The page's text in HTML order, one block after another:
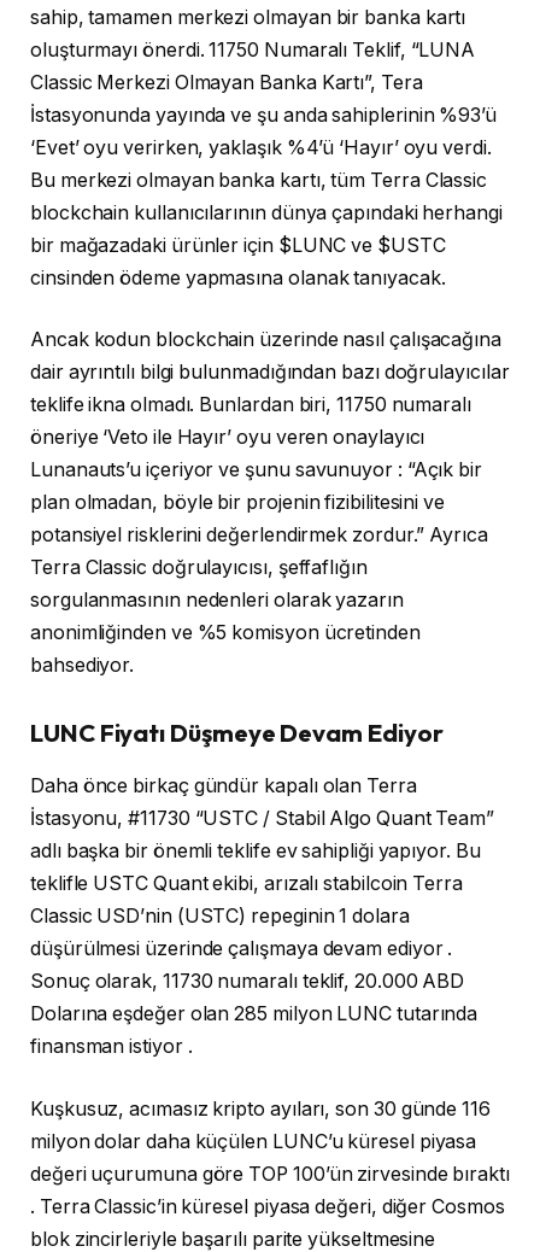
sahip, tamamen merkezi olmayan bir banka kartı
oluşturmayı önerdi. 11750 Numaralı Teklif, “LUNA
Classic Merkezi Olmayan Banka Kartı”, Tera
İstasyonunda yayında ve şu anda sahiplerinin %93’ü
‘Evet’ oyu verirken, yaklaşık %4’ü ‘Hayır’ oyu verdi.
Bu merkezi olmayan banka kartı, tüm Terra Classic
blockchain kullanıcılarının dünya çapındaki herhangi
bir mağazadaki ürünler için $LUNC ve $USTC
cinsinden ödeme yapmasına olanak tanıyacak.
Ancak kodun blockchain üzerinde nasıl çalışacağına
dair ayrıntılı bilgi bulunmadığından bazı doğrulayıcılar
teklife ikna olmadı. Bunlardan biri, 11750 numaralı
öneriye ‘Veto ile Hayır’ oyu veren onaylayıcı
Lunanauts’u içeriyor ve şunu savunuyor : “Açık bir
plan olmadan, böyle bir projenin fizibilitesini ve
potansiyel risklerini değerlendirmek zordur.” Ayrıca
Terra Classic doğrulayıcısı, şeffaflığın
sorgulanmasının nedenleri olarak yazarın
anonimliğinden ve %5 komisyon ücretinden
bahsediyor.
LUNC Fiyatı Düşmeye Devam Ediyor
Daha önce birkaç gündür kapalı olan Terra
İstasyonu, #11730 “USTC / Stabil Algo Quant Team”
adlı başka bir önemli teklife ev sahipliği yapıyor. Bu
teklifle USTC Quant ekibi, arızalı stabilcoin Terra
Classic USD’nin (USTC) repeginin 1 dolara
düşürülmesi üzerinde çalışmaya devam ediyor .
Sonuç olarak, 11730 numaralı teklif, 20.000 ABD
Dolarına eşdeğer olan 285 milyon LUNC tutarında
finansman istiyor .
Kuşkusuz, acımasız kripto ayıları, son 30 günde 116
milyon dolar daha küçülen LUNC’u küresel piyasa
değeri uçurumuna göre TOP 100’ün zirvesinde bıraktı
. Terra Classic’in küresel piyasa değeri, diğer Cosmos
blok zincirleriyle başarılı parite yükseltmesine